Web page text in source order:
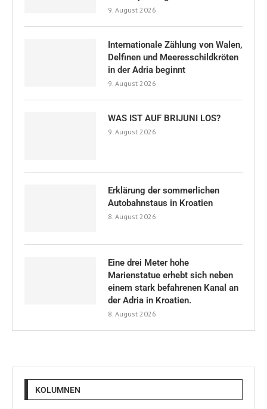
9. August 2026
Internationale Zählung von Walen,
Delfinen und Meeresschildkröten
in der Adria beginnt
9. August 2026
WAS IST AUF BRIJUNI LOS?
9. August 2026
Erklärung der sommerlichen
Autobahnstaus in Kroatien
8. August 2026
Eine drei Meter hohe
Marienstatue erhebt sich neben
einem stark befahrenen Kanal an
der Adria in Kroatien.
8. August 2026
KOLUMNEN